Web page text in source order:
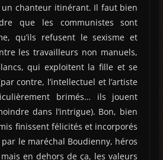
un chanteur itinérant. Il faut bien
que les communistes sont
qu’ils refusent le sexisme et
les travailleurs non manuels,
qui exploitent la fille et se
contre, l’intellectuel et l’artiste
brimés… ils jouent
dans l’intrigue). Bon, bien
finissent félicités et incorporés
par le maréchal Boudienny, héros
en dehors de ça, les valeurs